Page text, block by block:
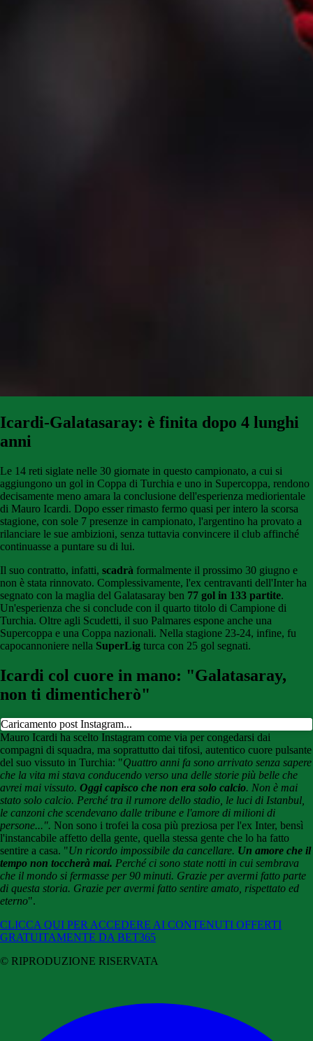
Icardi-Galatasaray: è finita dopo 4 lunghi
anni
Le 14 reti siglate nelle 30 giornate in questo campionato, a cui si
aggiungono un gol in Coppa di Turchia e uno in Supercoppa, rendono
decisamente meno amara la conclusione dell'esperienza mediorientale
di Mauro Icardi. Dopo esser rimasto fermo quasi per intero la scorsa
stagione, con sole 7 presenze in campionato, l'argentino ha provato a
rilanciare le sue ambizioni, senza tuttavia convincere il club affinché
continuasse a puntare su di lui.
Il suo contratto, infatti, scadrà formalmente il prossimo 30 giugno e
non è stata rinnovato. Complessivamente, l'ex centravanti dell'Inter ha
segnato con la maglia del Galatasaray ben 77 gol in 133 partite.
Un'esperienza che si conclude con il quarto titolo di Campione di
Turchia. Oltre agli Scudetti, il suo Palmares espone anche una
Supercoppa e una Coppa nazionali. Nella stagione 23-24, infine, fu
capocannoniere nella SuperLig turca con 25 gol segnati.
Icardi col cuore in mano: "Galatasaray,
non ti dimenticherò"
Caricamento post Instagram...
Mauro Icardi ha scelto Instagram come via per congedarsi dai
compagni di squadra, ma soprattutto dai tifosi, autentico cuore pulsante
del suo vissuto in Turchia: "Quattro anni fa sono arrivato senza sapere
che la vita mi stava conducendo verso una delle storie più belle che
avrei mai vissuto. Oggi capisco che non era solo calcio. Non è mai
stato solo calcio. Perché tra il rumore dello stadio, le luci di Istanbul,
le canzoni che scendevano dalle tribune e l'amore di milioni di
persone...". Non sono i trofei la cosa più preziosa per l'ex Inter, bensì
l'instancabile affetto della gente, quella stessa gente che lo ha fatto
sentire a casa. "Un ricordo impossibile da cancellare. Un amore che il
tempo non toccherà mai. Perché ci sono state notti in cui sembrava
che il mondo si fermasse per 90 minuti. Grazie per avermi fatto parte
di questa storia. Grazie per avermi fatto sentire amato, rispettato ed
eterno".
CLICCA QUI PER ACCEDERE AI CONTENUTI OFFERTI
GRATUITAMENTE DA BET365
© RIPRODUZIONE RISERVATA